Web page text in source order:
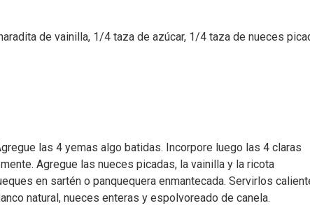
de vainilla, 1/4 taza de azúcar, 1/4 taza de nueces
las 4 yemas algo batidas. Incorpore luego las 4 claras
Agregue las nueces picadas, la vainilla y la ricota
en sartén o panquequera enmantecada. Servirlos
natural, nueces enteras y espolvoreado de canela.